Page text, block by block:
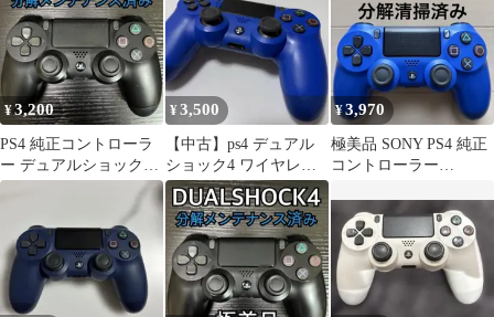
¥3,200
PS4 純正コントローラ
ー デュアルショック4
ブラック
¥3,500
【中古】ps4 デュアル
ショック4 ワイヤレス
コントローラー CUH-
ZCT2J
¥3,970
極美品 SONY PS4 純正
コントローラー